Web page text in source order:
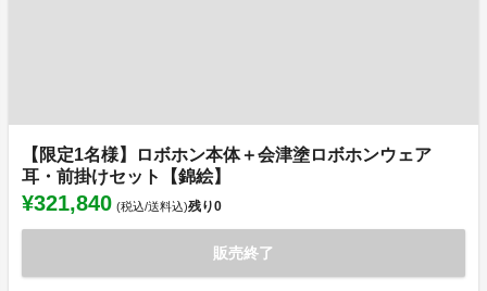
【限定1名様】ロボホン本体＋会津塗ロボホンウェア
耳・前掛けセット【錦絵】
¥321,840 (税込/送料込)残り0
販売終了